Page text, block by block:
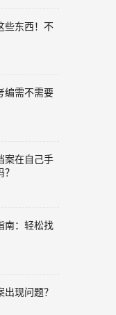
些东西！不
编需不需要
案在自己手
南：轻松找
现问题？